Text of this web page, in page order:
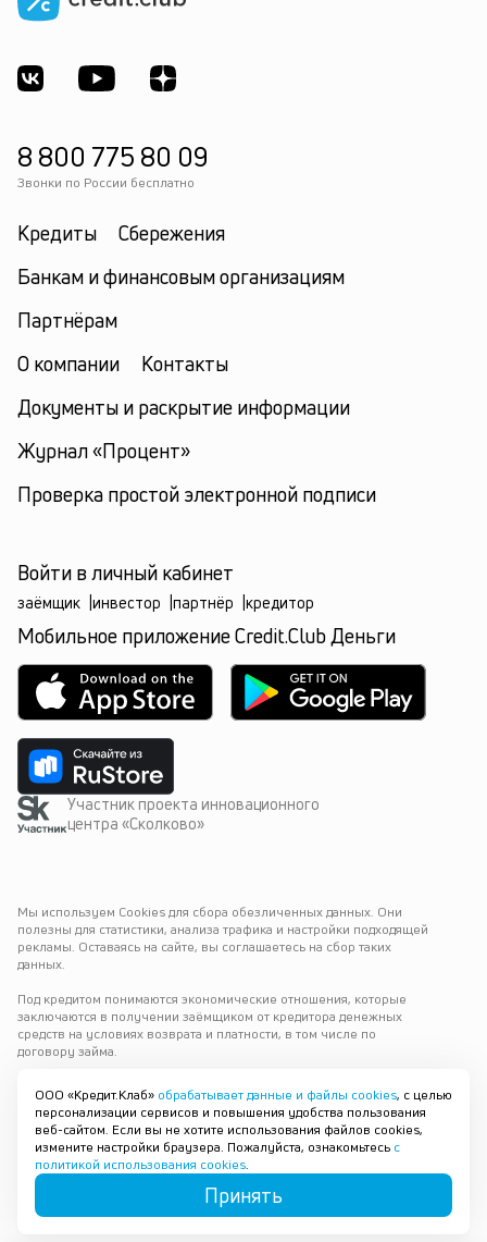
ООО «Кредит.Клаб» обрабатывает данные и файлы cookies, с целью
персонализации сервисов и повышения удобства пользования
веб-сайтом. Если вы не хотите использования файлов cookies,
измените настройки браузера. Пожалуйста, ознакомьтесь с
политикой использования cookies.
Принять
8 800 775 80 09
Звонки по России бесплатно
Кредиты
Сбережения
Банкам и финансовым организациям
Партнёрам
О компании
Контакты
Документы и раскрытие информации
Журнал «Процент»
Проверка простой электронной подписи
Мы используем Cookies для сбора обезличенных данных. Они
полезны для статистики, анализа трафика и настройки подходящей
рекламы. Оставаясь на сайте, вы соглашаетесь на сбор таких
данных.
Под кредитом понимаются экономические отношения, которые
заключаются в получении заёмщиком от кредитора денежных
средств на условиях возврата и платности, в том числе по
договору займа.
© 2019—2026ООО «Кредит.Клаб»
ОГРН 1196658084743
ИНН 6678105594
Екатеринбург
platform@credit.club
Карта сайта
Войти в личный кабинет
заёмщик инвестор партнёр кредитор
Мобильное приложение Credit.Club Деньги
Участник проекта инновационного
центра «Сколково»